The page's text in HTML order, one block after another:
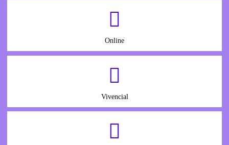
Online
Vivencial